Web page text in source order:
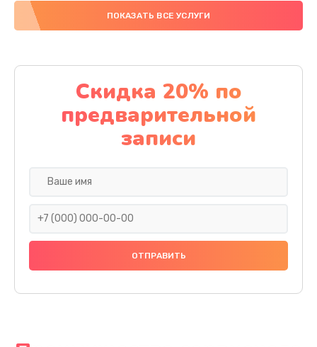
ПОКАЗАТЬ ВСЕ УСЛУГИ
Скидка 20% по
предварительной
записи